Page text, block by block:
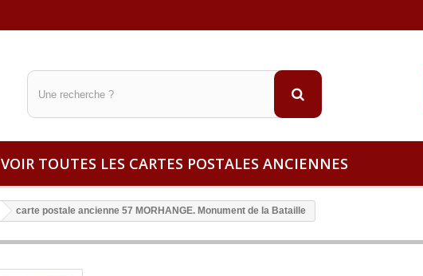
VOIR TOUTES LES CARTES POSTALES ANCIENNES
carte postale ancienne 57 MORHANGE. Monument de la Bataille